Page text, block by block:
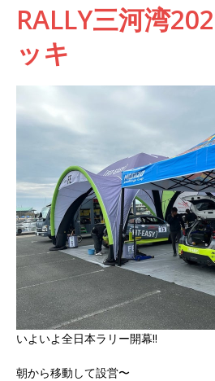
RALLY三河湾
ッキ
いよいよ全日本ラリー開幕‼️
朝から移動して設営〜